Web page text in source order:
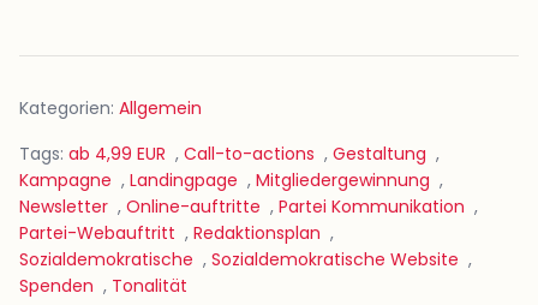
Kategorien: Allgemein
Tags: ab 4,99 EUR , Call-to-actions , Gestaltung ,
Kampagne , Landingpage , Mitgliedergewinnung ,
Newsletter , Online-auftritte , Partei Kommunikation ,
Partei-Webauftritt , Redaktionsplan ,
Sozialdemokratische , Sozialdemokratische Website ,
Spenden , Tonalität